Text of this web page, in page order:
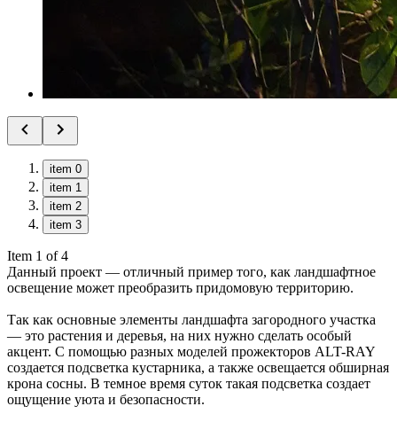
item 0
item 1
item 2
item 3
Item 1 of 4
Данный проект — отличный пример того, как ландшафтное
освещение может преобразить придомовую территорию.
Так как основные элементы ландшафта загородного участка
— это растения и деревья, на них нужно сделать особый
акцент. С помощью разных моделей прожекторов ALT-RAY
создается подсветка кустарника, а также освещается обширная
крона сосны. В темное время суток такая подсветка создает
ощущение уюта и безопасности.